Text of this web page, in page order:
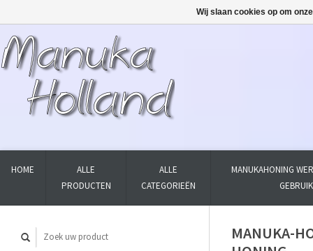
HOME
ALLE
PRODUCTEN
ALLE
CATEGORIEËN
MANUKAHONING
MANUKA-
Wij slaan cookies op om